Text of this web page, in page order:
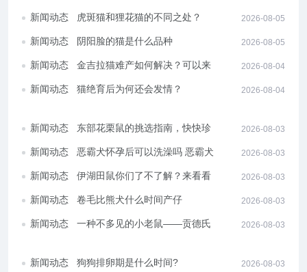
新闻动态 虎斑猫和狸花猫的不同之处？ 2026-08-05
新闻动态 阴阳脸的猫是什么品种 2026-08-05
新闻动态
金吉拉猫难产如何解决？可以来看
2026-08-04
新闻动态 猫绝育后为何还会发情？ 2026-08-04
新闻动态
东部花栗鼠的挑选指南，快快珍藏
2026-08-03
新闻动态
恶霸犬怀孕后可以洗澡吗 恶霸犬孕
2026-08-03
新闻动态
伊湖田鼠你们了不了解？来看看本
2026-08-03
新闻动态 卷毛比熊犬什么时间产仔 2026-08-03
新闻动态
一种不多见的小老鼠——贡德氏田
2026-08-03
新闻动态 狗狗排卵期是什么时间? 2026-08-03